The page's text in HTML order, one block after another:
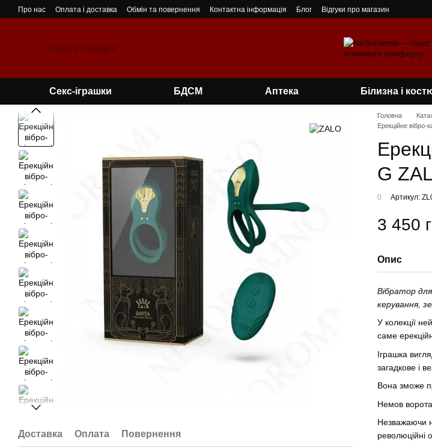
Перейти до основного контенту
Про нас Оплата і доставка Обмін та повернення Контактна інформація Блог Відгуки про магазин
Секс-іграшки БДСМ Аптека Білизна і
Доставка Оплата Повернення
Головна
Ерекційне вібро-
G
0 Артикул:
3 450
Опис
Вібратор
керування,
У колекції
саме
Іграшка
загадкове і
Вона зможе
Немов
Незважаючи
революційні